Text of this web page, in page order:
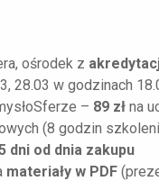
ośrodek z
28.03 w godzinach
– 89 zł na
(8 godzin
dni od dnia zakupu
materiały w PDF